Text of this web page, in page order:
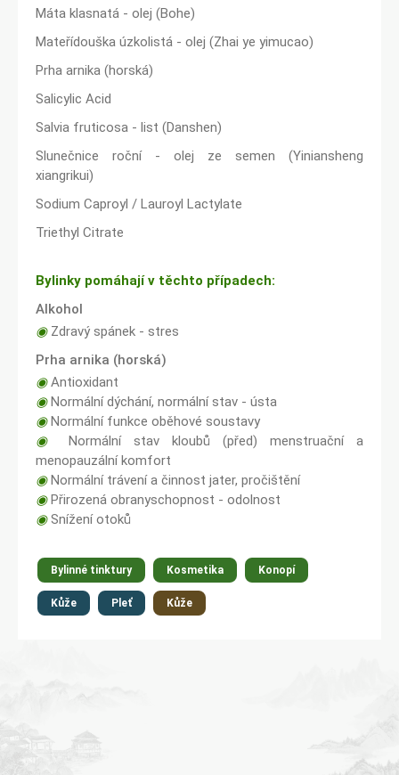
Máta klasnatá - olej (Bohe)
Mateřídouška úzkolistá - olej (Zhai ye yimucao)
Prha arnika (horská)
Salicylic Acid
Salvia fruticosa - list (Danshen)
Slunečnice roční - olej ze semen (Yiniansheng
xiangrikui)
Sodium Caproyl / Lauroyl Lactylate
Triethyl Citrate
Bylinky pomáhají v těchto případech:
Alkohol
◉Zdravý spánek - stres
Prha arnika (horská)
◉Antioxidant
◉Normální dýchání, normální stav - ústa
◉Normální funkce oběhové soustavy
◉
Normální stav kloubů (před) menstruační a
menopauzální komfort
◉Normální trávení a činnost jater, pročištění
◉Přirozená obranyschopnost - odolnost
◉Snížení otoků
Bylinné tinktury Kosmetika Konopí
Kůže Pleť Kůže